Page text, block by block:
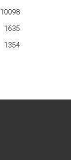
10098
1635
1354